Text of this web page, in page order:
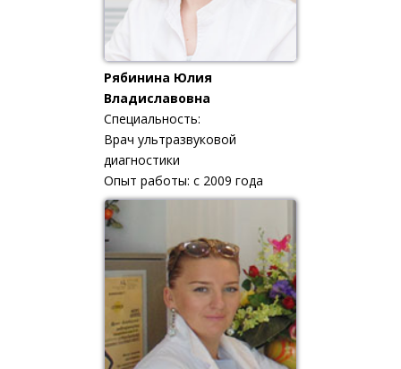
Рябинина Юлия
Владиславовна
Специальность:
Врач ультразвуковой
диагностики
Опыт работы: с 2009 года